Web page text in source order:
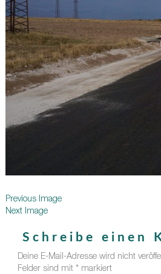
Previous Image
Next Image
Schreibe einen
Deine E-Mail-Adresse wird nicht
Felder sind mit * markiert